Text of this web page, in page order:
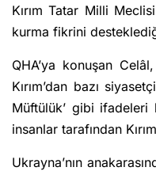
Kırım Tatar Milli
kurma fikrini
QHA’ya konuşan
Kırım’dan bazı
Müftülük’ gibi ifadeleri
insanlar tarafından
Ukrayna’nın